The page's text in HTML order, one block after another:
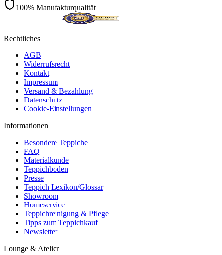
100% Manufakturqualität
Rechtliches
AGB
Widerrufsrecht
Kontakt
Impressum
Versand & Bezahlung
Datenschutz
Cookie-Einstellungen
Informationen
Besondere Teppiche
FAQ
Materialkunde
Teppichboden
Presse
Teppich Lexikon/Glossar
Showroom
Homeservice
Teppichreinigung & Pflege
Tipps zum Teppichkauf
Newsletter
Lounge & Atelier